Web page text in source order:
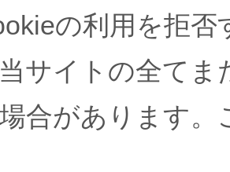
の利用を拒
サイトの全て
合があります。